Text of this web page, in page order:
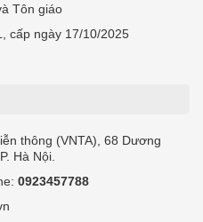
Tôn giáo
cấp ngày 17/10/2025
thông (VNTA), 68 Dương
Hà Nội.
0923457788